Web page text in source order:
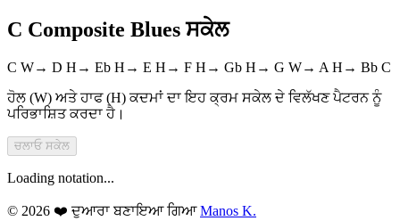
C Composite Blues ਸਕੇਲ
C W→ D H → Eb H → E H → F H → Gb H → G W→ A H → Bb C
ਹੋਲ (W) ਅਤੇ ਹਾਫ (H) ਕਦਮਾਂ ਦਾ ਇਹ ਕ੍ਰਮ ਸਕੇਲ ਦੇ ਵਿਲੱਖਣ ਪੈਟਰਨ ਨੂੰ
ਪਰਿਭਾਸ਼ਿਤ ਕਰਦਾ ਹੈ।
ਚਲਾਓ ਸਕੇਲ
Loading notation...
© 2026 ❤️ ਦੁਆਰਾ ਬਣਾਇਆ ਗਿਆManos K.